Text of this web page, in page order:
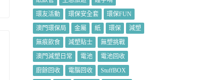
環友活動
環保安全套
環保FUN
澳門環保局
金屬 紙 環保
減塑
無痕飲食
減塑貼士
無塑挑戰
澳門減塑日常
電池
電池回收
廚餘回收
電腦回收
StuffBOX